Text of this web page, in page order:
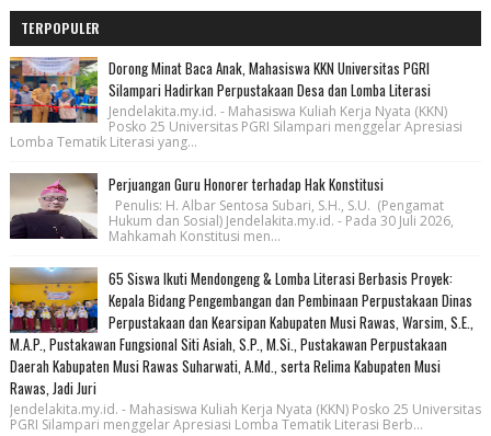
TERPOPULER
Dorong Minat Baca Anak, Mahasiswa KKN Universitas PGRI
Silampari Hadirkan Perpustakaan Desa dan Lomba Literasi
Jendelakita.my.id. - Mahasiswa Kuliah Kerja Nyata (KKN)
Posko 25 Universitas PGRI Silampari menggelar Apresiasi
Lomba Tematik Literasi yang...
Perjuangan Guru Honorer terhadap Hak Konstitusi
Penulis: H. Albar Sentosa Subari, S.H., S.U. (Pengamat
Hukum dan Sosial) Jendelakita.my.id. - Pada 30 Juli 2026,
Mahkamah Konstitusi men...
65 Siswa Ikuti Mendongeng & Lomba Literasi Berbasis Proyek:
Kepala Bidang Pengembangan dan Pembinaan Perpustakaan Dinas
Perpustakaan dan Kearsipan Kabupaten Musi Rawas, Warsim, S.E.,
M.A.P., Pustakawan Fungsional Siti Asiah, S.P., M.Si., Pustakawan Perpustakaan
Daerah Kabupaten Musi Rawas Suharwati, A.Md., serta Relima Kabupaten Musi
Rawas, Jadi Juri
Jendelakita.my.id. - Mahasiswa Kuliah Kerja Nyata (KKN) Posko 25 Universitas
PGRI Silampari menggelar Apresiasi Lomba Tematik Literasi Berb...